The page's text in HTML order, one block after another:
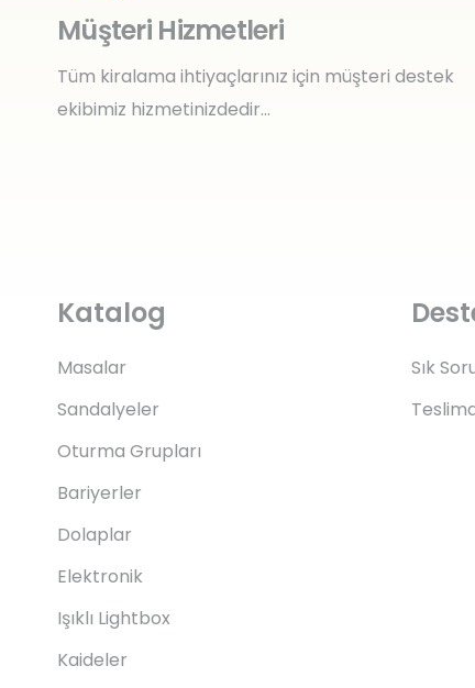
Müşteri Hizmetleri
Tüm kiralama ihtiyaçlarınız için müşteri destek
ekibimiz hizmetinizdedir…
Katalog
Masalar
Sandalyeler
Oturma Grupları
Bariyerler
Dolaplar
Elektronik
Işıklı Lightbox
Kaideler
Sık